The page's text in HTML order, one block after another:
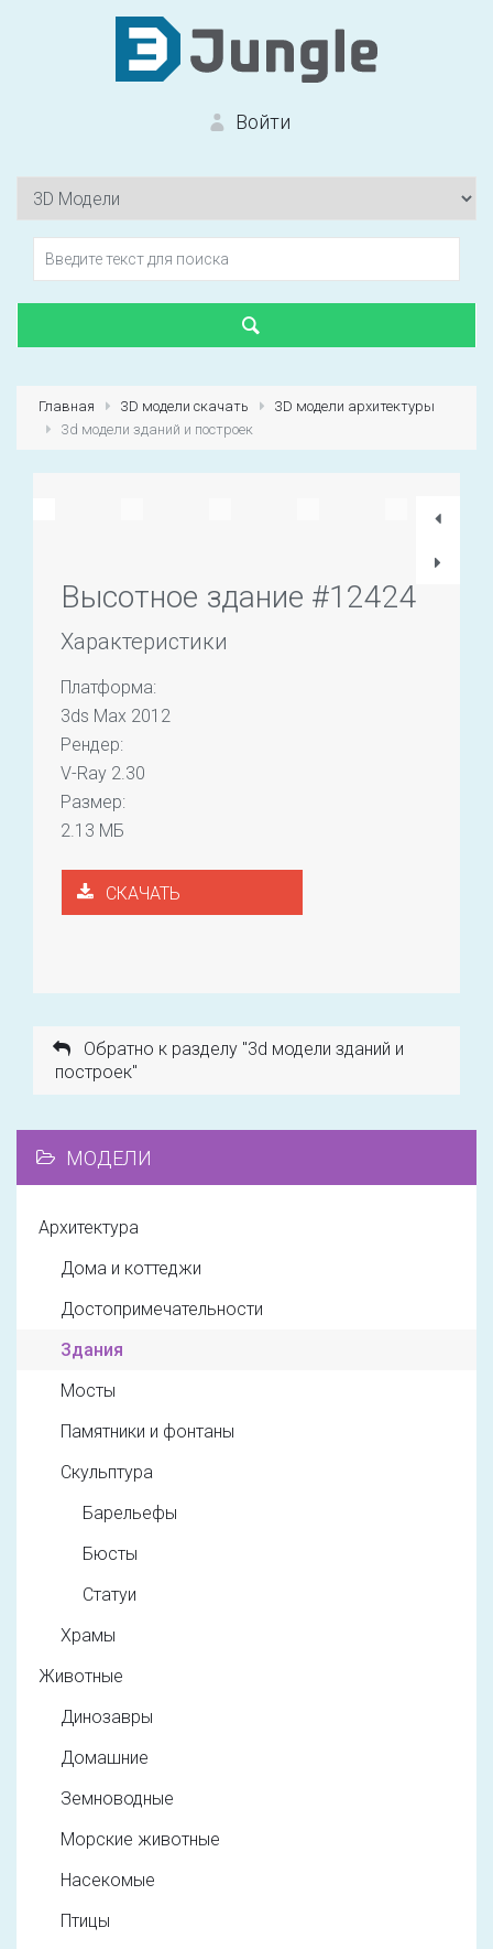
Войти
Зарегистрироваться
Главная 3D модели скачать
3D модели архитектуры
3d модели зданий и построек
Высотное здание #12424
Характеристики
Платформа:
3ds Max 2012
Рендер:
V-Ray 2.30
Размер:
2.13 МБ
СКАЧАТЬ
Обратно к разделу "3d модели зданий и
построек"
МОДЕЛИ
Архитектура
Дома и коттеджи
Достопримечательности
Здания
Мосты
Памятники и фонтаны
Скульптура
Барельефы
Бюсты
Статуи
Храмы
Животные
Динозавры
Домашние
Земноводные
Морские животные
Насекомые
Птицы